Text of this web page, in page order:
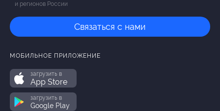
и регионов России
Связаться с нами
МОБИЛЬНОЕ ПРИЛОЖЕНИЕ
загрузить в
App Store
загрузить в
Google Play